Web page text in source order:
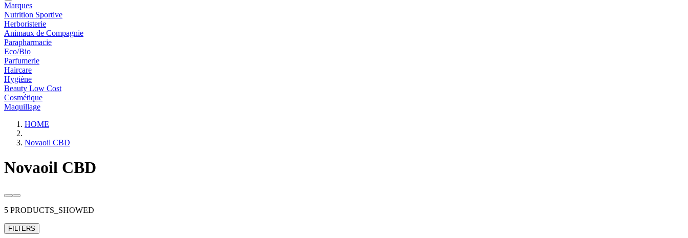
Marques
Nutrition Sportive
Herboristerie
Animaux de Compagnie
Parapharmacie
Eco/Bio
Parfumerie
Haircare
Hygiène
Beauty Low Cost
Cosmétique
Maquillage
HOME
Novaoil CBD
Novaoil CBD
5 PRODUCTS_SHOWED
FILTERS